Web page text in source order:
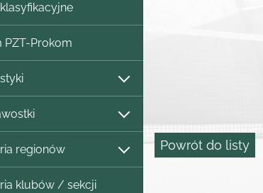
PZT-Prokom
regionów
klubów / sekcji
Powrót do listy